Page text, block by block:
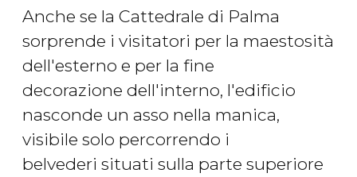
Anche se la Cattedrale di Palma
sorprende i visitatori per la maestosità
dell'esterno e per la fine
decorazione dell'interno, l'edificio
nasconde un asso nella manica,
visibile solo percorrendo i
belvederi situati sulla parte superiore